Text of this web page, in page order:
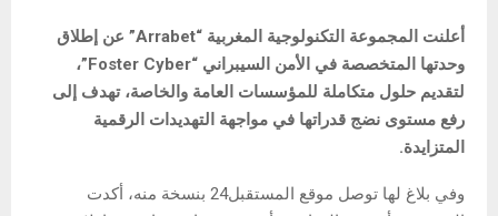
أعلنت المجموعة التكنولوجية المغربية “Arrabet” عن إطلاق
وحدتها المتخصصة في الأمن السيبراني “Foster Cyber”،
لتقديم حلول متكاملة للمؤسسات العامة والخاصة، تهدف إلى
رفع مستوى نضج قدراتها في مواجهة التهديدات الرقمية
المتزايدة.
وفي بلاغ لها توصل موقع المستقبل24 بنسخة منه، أكدت